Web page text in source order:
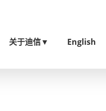
关于迪信▼ English